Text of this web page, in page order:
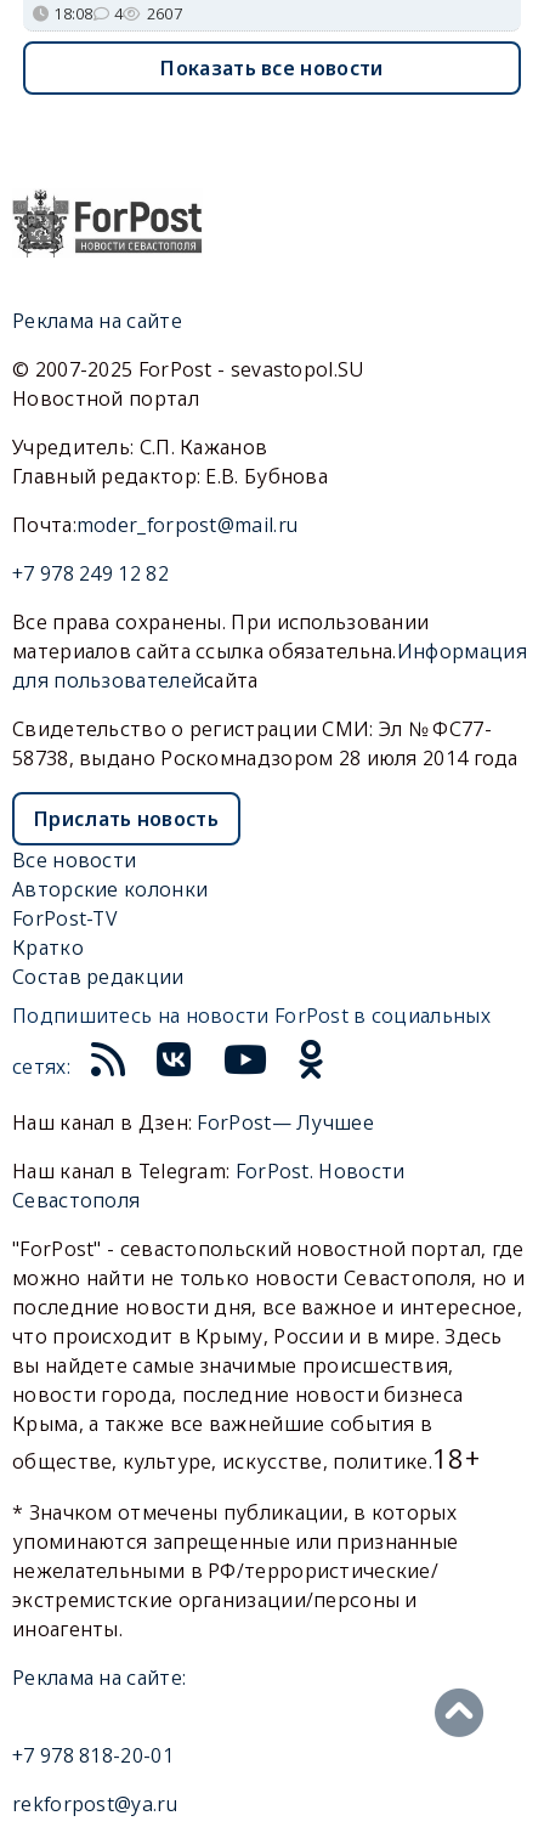
18:08 4 2607
Показать все новости
Реклама на сайте
© 2007-2025 ForPost - sevastopol.SU
Новостной портал
Учредитель: С.П. Кажанов
Главный редактор: Е.В. Бубнова
Почта:moder_forpost@mail.ru
+7 978 249 12 82
Все права сохранены. При использовании
материалов сайта ссылка обязательна.Информация
для пользователейсайта
Свидетельство о регистрации СМИ: Эл № ФС77-
58738, выдано Роскомнадзором 28 июля 2014 года
Прислать новость
Все новости
Авторские колонки
ForPost-TV
Кратко
Состав редакции
Подпишитесь на новости ForPost в социальных
сетях:
Наш канал в Дзен: ForPost— Лучшее
Наш канал в Telegram: ForPost. Новости
Севастополя
"ForPost" - севастопольский новостной портал, где
можно найти не только новости Севастополя, но и
последние новости дня, все важное и интересное,
что происходит в Крыму, России и в мире. Здесь
вы найдете самые значимые происшествия,
новости города, последние новости бизнеса
Крыма, а также все важнейшие события в
обществе, культуре, искусстве, политике.18+
* Значком отмечены публикации, в которых
упоминаются запрещенные или признанные
нежелательными в РФ/террористические/
экстремистские организации/персоны и
иноагенты.
Реклама на сайте:
+7 978 818-20-01
rekforpost@ya.ru